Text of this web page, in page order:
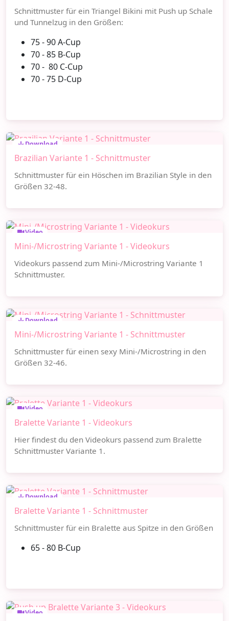
Schnittmuster für ein Triangel Bikini mit Push up Schale
und Tunnelzug in den Größen:
75 - 90 A-Cup
70 - 85 B-Cup
70 - 80 C-Cup
70 - 75 D-Cup
Download
Brazilian Variante 1 - Schnittmuster
Schnittmuster für ein Höschen im Brazilian Style in den
Größen 32-48.
Video
Mini-/Microstring Variante 1 - Videokurs
Videokurs passend zum Mini-/Microstring Variante 1
Schnittmuster.
Download
Mini-/Microstring Variante 1 - Schnittmuster
Schnittmuster für einen sexy Mini-/Microstring in den
Größen 32-46.
Video
Bralette Variante 1 - Videokurs
Hier findest du den Videokurs passend zum Bralette
Schnittmuster Variante 1.
Download
Bralette Variante 1 - Schnittmuster
Schnittmuster für ein Bralette aus Spitze in den Größen
65 - 80 B-Cup
Video